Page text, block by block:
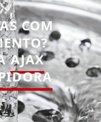
COM
AJAX